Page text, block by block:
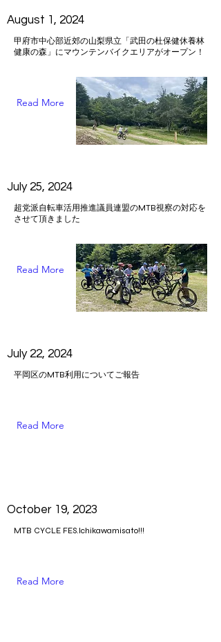
August 1, 2024
甲府市中心部近郊の山梨県立「武田の杜保健休養林
健康の森」にマウンテンバイクエリアがオープン！
Read More
July 25, 2024
超党派自転車活用推進議員連盟のMTB視察の対応を
させて頂きました
Read More
July 22, 2024
平岡区のMTB利用についてご報告
Read More
October 19, 2023
MTB CYCLE FES.Ichikawamisato!!!
Read More